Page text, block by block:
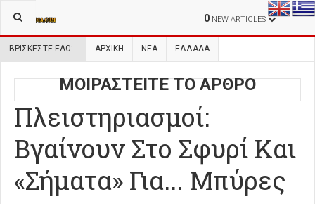
0 NEW ARTICLES
ΒΡΊΣΚΕΣΤΕ ΕΔΏ: ΑΡΧΙΚΉ ΝΕΑ ΕΛΛΑΔΑ
ΜΟΙΡΑΣΤΕΙΤΕ ΤΟ ΑΡΘΡΟ
Πλειστηριασμοί:
Βγαίνουν Στο Σφυρί Και
«Σήματα» Για... Μπύρες